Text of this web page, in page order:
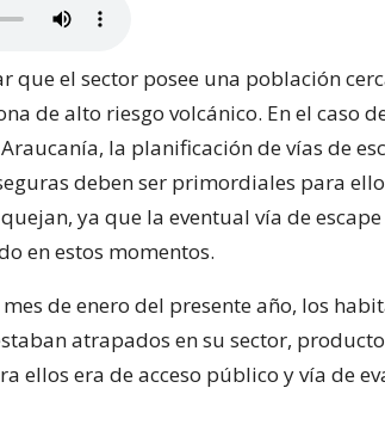
que el sector posee una población
de alto riesgo volcánico. En el caso
la planificación de vías de
deben ser primordiales para
ya que la eventual vía de
en estos momentos.
de enero del presente año, los
atrapados en su sector,
ellos era de acceso público y vía de